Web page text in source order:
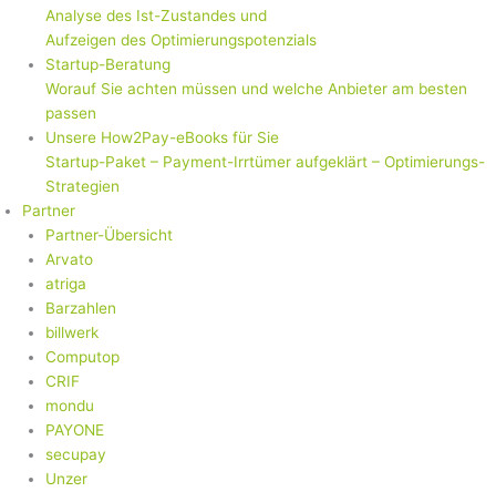
Analyse des Ist-Zustandes und
Aufzeigen des Optimierungspotenzials
Startup-Beratung
Worauf Sie achten müssen und welche Anbieter am besten
passen
Unsere How2Pay-eBooks für Sie
Startup-Paket – Payment-Irrtümer aufgeklärt – Optimierungs-
Strategien
Partner
Partner-Übersicht
Arvato
atriga
Barzahlen
billwerk
Computop
CRIF
mondu
PAYONE
secupay
Unzer